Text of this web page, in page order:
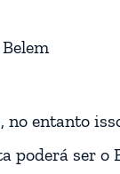
no entanto
poderá ser o